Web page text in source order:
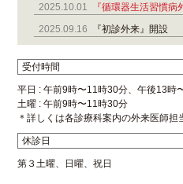
2025.10.01
『循環器生活習慣
2025.09.16
『初診外来』開設
受付時間
平日 : 午前9時〜11時30分、午後13時
土曜 : 午前9時〜11時30分
＊詳しくは各診療科案内の外来医師担
休診日
第３土曜、日曜、祝日